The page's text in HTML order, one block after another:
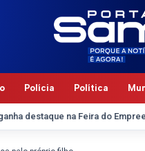
Polícia Política
na Feira do Empreendedor 2026